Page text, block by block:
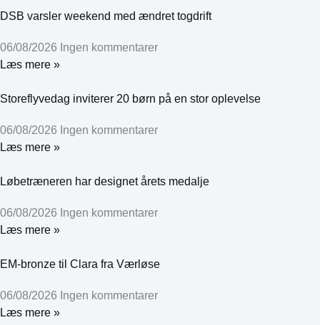
DSB varsler weekend med ændret togdrift
06/08/2026 Ingen kommentarer
Læs mere »
Storeflyvedag inviterer 20 børn på en stor oplevelse
06/08/2026 Ingen kommentarer
Læs mere »
Løbetræneren har designet årets medalje
06/08/2026 Ingen kommentarer
Læs mere »
EM-bronze til Clara fra Værløse
06/08/2026 Ingen kommentarer
Læs mere »